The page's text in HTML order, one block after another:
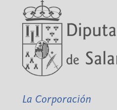
La Corporación